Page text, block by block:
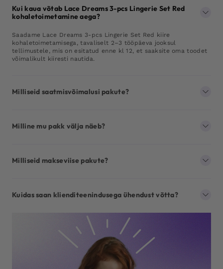
Kui kaua võtab Lace Dreams 3-pcs Lingerie Set Red
kohaletoimetamine aega?
Saadame Lace Dreams 3-pcs Lingerie Set Red kiire
kohaletoimetamisega, tavaliselt 2–3 tööpäeva jooksul
tellimustele, mis on esitatud enne kl 12, et saaksite oma toodet
võimalikult kiiresti nautida.
Milliseid saatmisvõimalusi pakute?
Milline mu pakk välja näeb?
Milliseid makseviise pakute?
Kuidas saan klienditeenindusega ühendust võtta?